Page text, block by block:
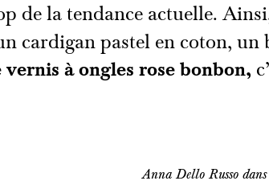
de la tendance actuelle.
cardigan pastel en coton, un
à ongles rose bonbon,
Anna Dello Russo